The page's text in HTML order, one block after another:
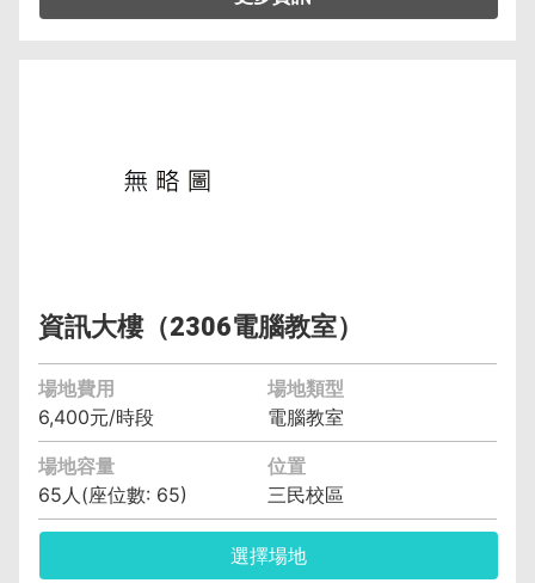
備註︰備有水電、燈光、空調
資訊大樓（2306電腦教室）
場地費用
場地類型
6,400元/時段
電腦教室
場地容量
位置
65人(座位數: 65)
三民校區
選擇場地